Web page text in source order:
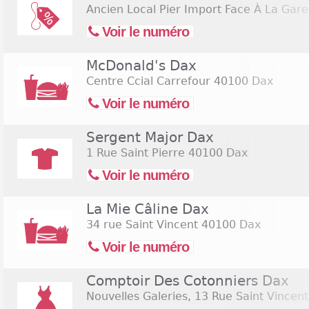
Ancien Local Pier Import Face À La Gare
Voir le numéro
McDonald's Dax
Centre Ccial Carrefour 40100 Dax
Voir le numéro
Sergent Major Dax
1 Rue Saint Pierre 40100 Dax
Voir le numéro
La Mie Câline Dax
34 rue Saint Vincent 40100 Dax
Voir le numéro
Comptoir Des Cotonniers Dax
Nouvelles Galeries, 13 Rue Saint Vincent